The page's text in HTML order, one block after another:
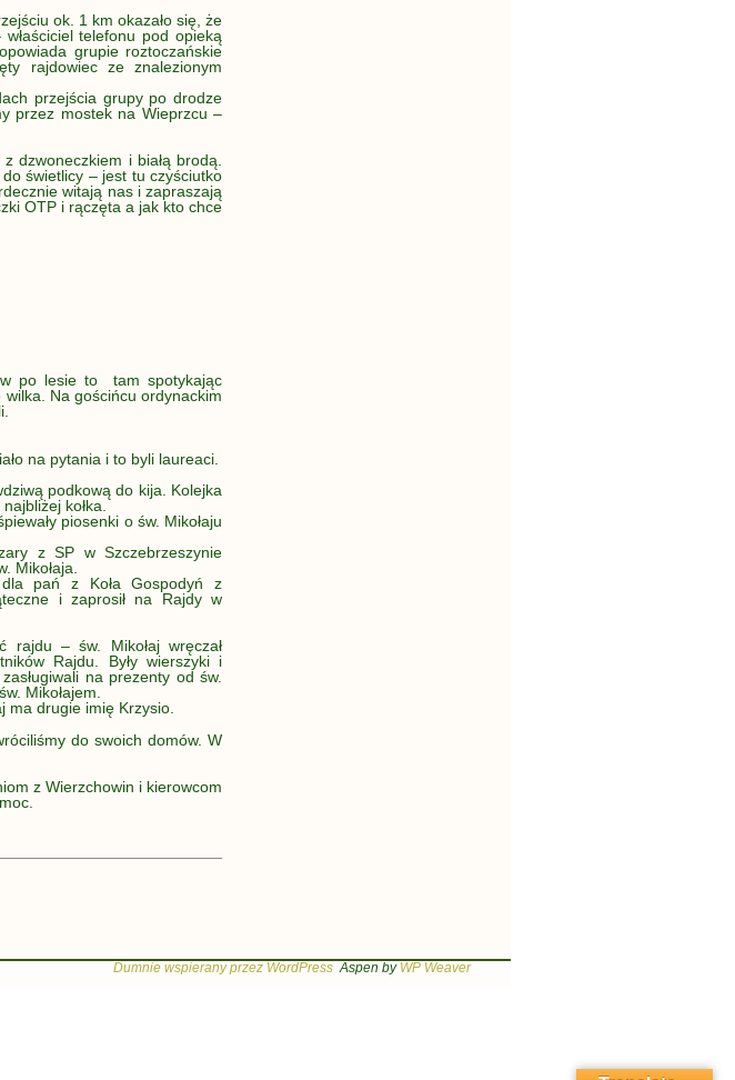
ok. 1 km okazało się, że
telefonu pod opieką
grupie roztoczańskie
rajdowiec ze znalezionym
przejścia grupy po drodze
przez mostek na Wieprzcu –
dzwoneczkiem i białą brodą.
świetlicy – jest tu czyściutko
witają nas i zapraszają
OTP i rączęta a jak kto chce
po lesie to tam spotykając
Na gościńcu ordynackim
na pytania i to byli laureaci.
podkową do kija. Kolejka
kołka.
piosenki o św. Mikołaju
z SP w Szczebrzeszynie
Mikołaja.
dla pań z Koła Gospodyń z
i zaprosił na Rajdy w
rajdu – św. Mikołaj wręczał
Rajdu. Były wierszyki i
na prezenty od św.
Mikołajem.
ma drugie imię Krzysio.
do swoich domów. W
z Wierzchowin i kierowcom
Dumnie wspierany przez WordPress Aspen by WP Weaver